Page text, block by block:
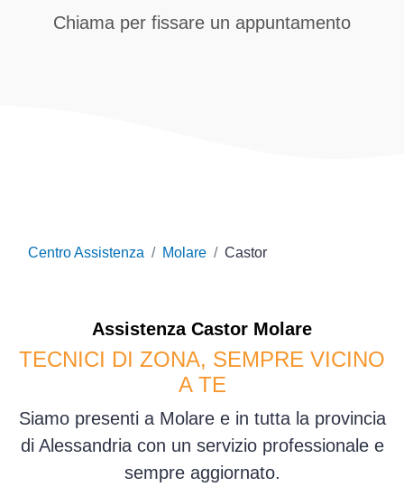
Chiama per fissare un appuntamento
Centro Assistenza Molare Castor
Assistenza Castor Molare
TECNICI DI ZONA, SEMPRE VICINO
A TE
Siamo presenti a Molare e in tutta la provincia
di Alessandria con un servizio professionale e
sempre aggiornato.